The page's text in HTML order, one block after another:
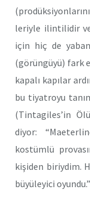
leriyle ilintilidir
için hiç de
(görüngüyü) fark
kapalı kapılar
bu tiyatroyu
(Tintagiles’in
diyor:
kostümlü
kişiden biriydim.
büyüleyici oyundu.”